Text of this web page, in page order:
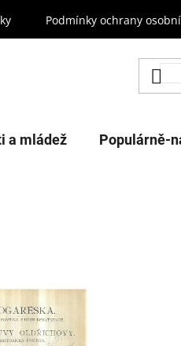
Podmínky ochrany
a mládež Populárně-